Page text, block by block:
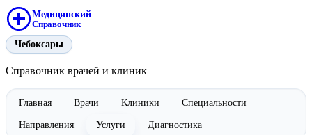
Медицинский
Справочник
Чебоксары
Справочник врачей и клиник
Главная Врачи Клиники Специальности
Направления Услуги Диагностика